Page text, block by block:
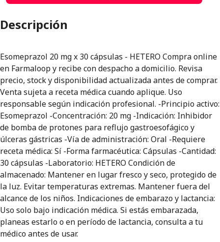
Descripción
Esomeprazol 20 mg x 30 cápsulas - HETERO Compra online
en Farmaloop y recibe con despacho a domicilio. Revisa
precio, stock y disponibilidad actualizada antes de comprar.
Venta sujeta a receta médica cuando aplique. Uso
responsable según indicación profesional. -Principio activo:
Esomeprazol -Concentración: 20 mg -Indicación: Inhibidor
de bomba de protones para reflujo gastroesofágico y
úlceras gástricas -Vía de administración: Oral -Requiere
receta médica: Sí -Forma farmacéutica: Cápsulas -Cantidad:
30 cápsulas -Laboratorio: HETERO Condición de
almacenado: Mantener en lugar fresco y seco, protegido de
la luz. Evitar temperaturas extremas. Mantener fuera del
alcance de los niños. Indicaciones de embarazo y lactancia:
Uso solo bajo indicación médica. Si estás embarazada,
planeas estarlo o en período de lactancia, consulta a tu
médico antes de usar.